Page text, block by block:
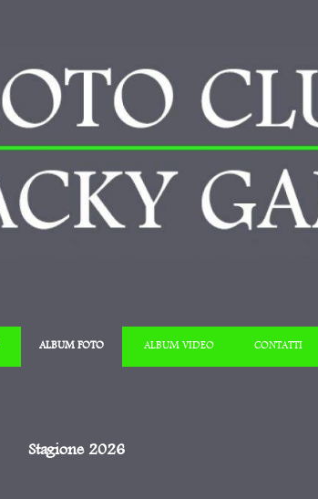
ALBUM FOTO ALBUM VIDEO CONTATTI
Stagione 2026